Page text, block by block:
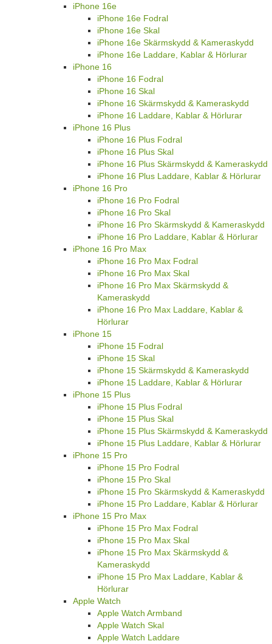
iPhone 16e
iPhone 16e Fodral
iPhone 16e Skal
iPhone 16e Skärmskydd & Kameraskydd
iPhone 16e Laddare, Kablar & Hörlurar
iPhone 16
iPhone 16 Fodral
iPhone 16 Skal
iPhone 16 Skärmskydd & Kameraskydd
iPhone 16 Laddare, Kablar & Hörlurar
iPhone 16 Plus
iPhone 16 Plus Fodral
iPhone 16 Plus Skal
iPhone 16 Plus Skärmskydd & Kameraskydd
iPhone 16 Plus Laddare, Kablar & Hörlurar
iPhone 16 Pro
iPhone 16 Pro Fodral
iPhone 16 Pro Skal
iPhone 16 Pro Skärmskydd & Kameraskydd
iPhone 16 Pro Laddare, Kablar & Hörlurar
iPhone 16 Pro Max
iPhone 16 Pro Max Fodral
iPhone 16 Pro Max Skal
iPhone 16 Pro Max Skärmskydd &
Kameraskydd
iPhone 16 Pro Max Laddare, Kablar &
Hörlurar
iPhone 15
iPhone 15 Fodral
iPhone 15 Skal
iPhone 15 Skärmskydd & Kameraskydd
iPhone 15 Laddare, Kablar & Hörlurar
iPhone 15 Plus
iPhone 15 Plus Fodral
iPhone 15 Plus Skal
iPhone 15 Plus Skärmskydd & Kameraskydd
iPhone 15 Plus Laddare, Kablar & Hörlurar
iPhone 15 Pro
iPhone 15 Pro Fodral
iPhone 15 Pro Skal
iPhone 15 Pro Skärmskydd & Kameraskydd
iPhone 15 Pro Laddare, Kablar & Hörlurar
iPhone 15 Pro Max
iPhone 15 Pro Max Fodral
iPhone 15 Pro Max Skal
iPhone 15 Pro Max Skärmskydd &
Kameraskydd
iPhone 15 Pro Max Laddare, Kablar &
Hörlurar
Apple Watch
Apple Watch Armband
Apple Watch Skal
Apple Watch Laddare